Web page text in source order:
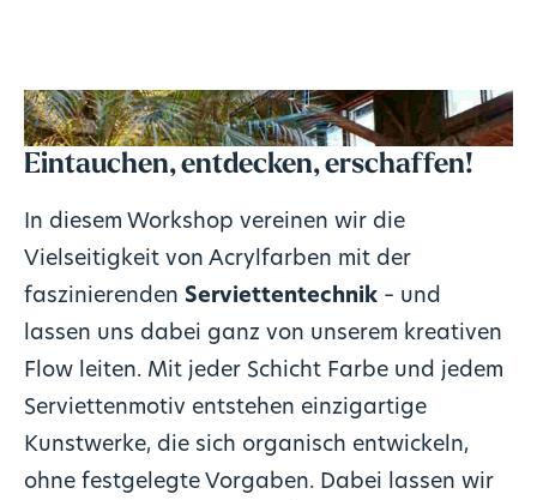
Eintauchen, entdecken, erschaffen!
In diesem Workshop vereinen wir die
Vielseitigkeit von Acrylfarben mit der
faszinierenden Serviettentechnik– und
lassen uns dabei ganz von unserem kreativen
Flow leiten. Mit jeder Schicht Farbe und jedem
Serviettenmotiv entstehen einzigartige
Kunstwerke, die sich organisch entwickeln,
ohne festgelegte Vorgaben. Dabei lassen wir